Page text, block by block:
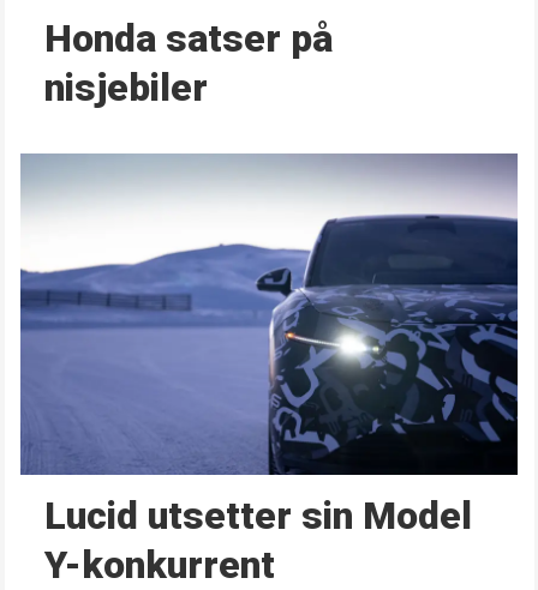
Honda satser på
nisjebiler
Lucid utsetter sin Model
Y-konkurrent